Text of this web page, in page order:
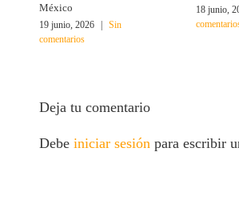
México
19 junio, 2026 |
Sin
comentarios
18 junio,
Deja tu comentario
Debeiniciar sesiónpara escribir